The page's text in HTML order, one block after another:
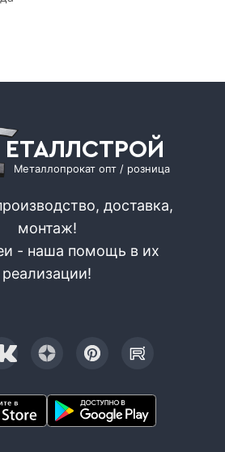
ЕТАЛЛСТРОЙ
Металлопрокат опт / розница
доставка,
монтаж!
- наша помощь в их
реализации!